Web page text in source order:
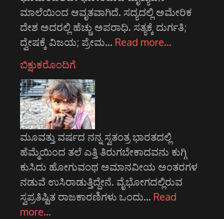
ಮಾಲೆಯಿಂದ ಆವೃತವಾಗಿದೆ. ಸದ್ಯದಲ್ಲಿ ಅಮೇರಿಕ
ದೇಶ ಅದರಲ್ಲಿ ಹೆಚ್ಚು ಅಪರಾಧಿ. ಸತ್ಯಕ್ಕೆ ದುರ್ಗತಿ;
ದ್ವೇಷಕ್ಕೆ ವಿಜಯ; ಪ್ರೇಮ… Read more…
ಬಿಕ್ಷುಕರೊಂದಿಗೆ
ಮೂವತ್ತು ವರ್ಷದ ನನ್ನ ಸ್ವತಂತ್ರ ಭಾರತದಲ್ಲಿ
ಹೆಮ್ಮೆಯಿಂದ ತಲೆ ಎತ್ತಿ ತಿರುಗಬೇಕಾದವನು ಕುಗ್ಗಿ
ಕುಸಿದು ಹೋಗುವಂಥ ಅಮಾನವೀಯ ಅಂತರಗಳ
ನಡುವೆ ಉಸಿರಾಡುತ್ತಿದ್ದೇನೆ. ವೈಭೋಗದಲ್ಲಿರುವ
ಸ್ವಪ್ರತಿಷ್ಟಿತ ರಾಜಕಾರಣಿಗಳು ಒಂದು… Read
more…